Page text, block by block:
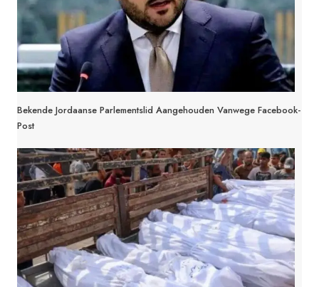
Bekende Jordaanse Parlementslid Aangehouden Vanwege Facebook-
Post